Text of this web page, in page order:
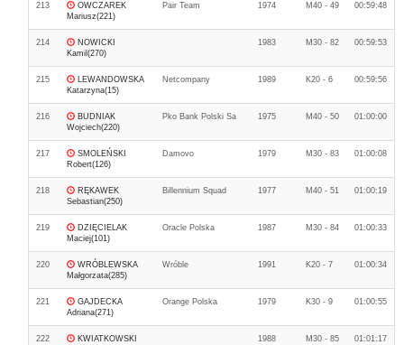
213
OWCZAREK
Mariusz(221)
Pair Team 1974 M40 - 49 00:59:48
214
NOWICKI
Kamil(270)
1983 M30 - 82 00:59:53
215
LEWANDOWSKA
Katarzyna(15)
Netcompany 1989 K20 - 6 00:59:56
216
BUDNIAK
Wojciech(220)
Pko Bank Polski Sa 1975 M40 - 50 01:00:00
217
SMOLEŃSKI
Robert(126)
Damovo 1979 M30 - 83 01:00:08
218
RĘKAWEK
Sebastian(250)
Billennium Squad 1977 M40 - 51 01:00:19
219
DZIĘCIELAK
Maciej(101)
Oracle Polska 1987 M30 - 84 01:00:33
220
WRÓBLEWSKA
Małgorzata(285)
Wróble 1991 K20 - 7 01:00:34
221
GAJDECKA
Adriana(271)
Orange Polska 1979 K30 - 9 01:00:55
222
KWIATKOWSKI
1988 M30 - 85 01:01:17